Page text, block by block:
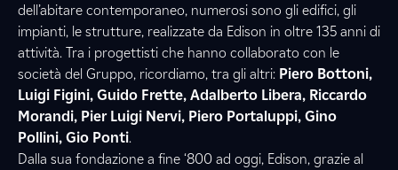
dell’abitare contemporaneo, numerosi sono gli edifici, gli
impianti, le strutture, realizzate da Edison in oltre 135 anni di
attività. Tra i progettisti che hanno collaborato con le
società del Gruppo, ricordiamo, tra gli altri: Piero Bottoni,
Luigi Figini, Guido Frette, Adalberto Libera, Riccardo
Morandi, Pier Luigi Nervi, Piero Portaluppi, Gino
Pollini, Gio Ponti.
Dalla sua fondazione a fine ‘800 ad oggi, Edison, grazie al